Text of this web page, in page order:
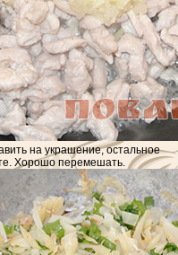
на украшение, остальное
Хорошо перемешать.